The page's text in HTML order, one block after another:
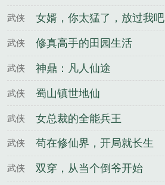
武侠 女婿，你太猛了，放过我吧
武侠 修真高手的田园生活
武侠 神鼎：凡人仙途
武侠 蜀山镇世地仙
武侠 女总裁的全能兵王
武侠 苟在修仙界，开局就长生
武侠 双穿，从当个倒爷开始